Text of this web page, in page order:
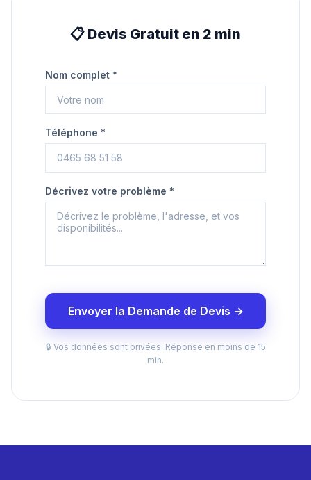
📋 Devis Gratuit en 2 min
Nom complet *
Téléphone *
Décrivez votre problème *
Envoyer la Demande de Devis →
🔒 Vos données sont privées. Réponse en moins de 15
min.